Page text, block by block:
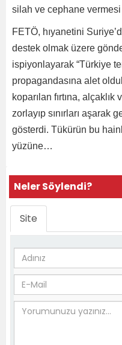
silah ve cephane vermesi
FETÖ, hıyanetini
destek olmak üzere
ispiyonlayarak “Türkiye
propagandasına alet
koparılan fırtına,
zorlayıp sınırları aşarak
gösterdi. Tükürün bu
yüzüne…
Neler Söylendi?
Site